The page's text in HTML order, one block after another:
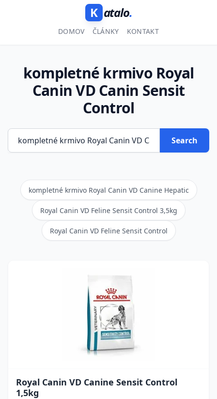
K atalo.
DOMOV ČLÁNKY KONTAKT
kompletné krmivo Royal
Canin VD Canin Sensit
Control
Search
kompletné krmivo Royal Canin VD Canine Hepatic
Royal Canin VD Feline Sensit Control 3,5kg
Royal Canin VD Feline Sensit Control
Royal Canin VD Canine Sensit Control
1,5kg